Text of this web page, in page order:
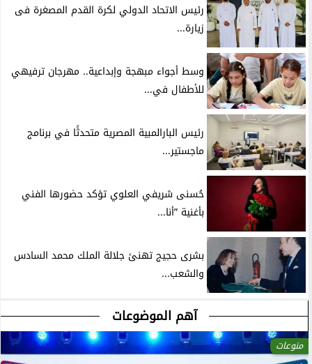
رئيس الاتحاد الدولي لكرة القدم المصغرة فى
زيارة...
وسط أجواء مبهجة وإبداعية.. مهرجان ترفيهي
للأطفال في...
رئيس البارالمبية المصرية متحدثًا في برنامج
ماجستير...
حُسنى شريفي العلوي تؤكد حضورها الفني
بأغنية ”أنا...
بشرى حجيج تهنئ جلالة الملك محمد السادس
والشعب...
آهم الموضوعات
منوعات